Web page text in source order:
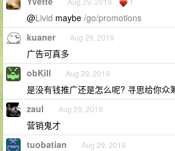
@Livid maybe /go/promotions
kuaner Aug 29, 2019
广告可真多
obKill Aug 29, 2019
是没有钱推广还是怎么呢? 寻思给你众
zaul Aug 29, 2019
营销鬼才
tuobatian Aug 29, 2019